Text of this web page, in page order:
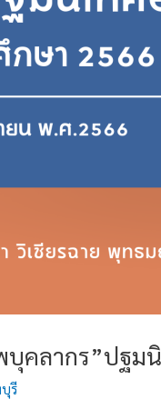
คลากร”ปฐม
รี